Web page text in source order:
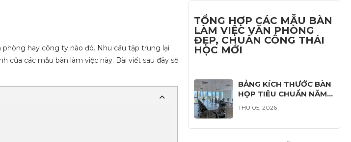
hay công ty nào đó. Nhu cầu tập trung lại
của các mẫu bàn làm việc này. Bài viết sau đây sẽ
TỔNG HỢP CÁC MẪU BÀN
LÀM VIỆC VĂN PHÒNG
ĐẸP, CHUẨN CÔNG THÁI
HỌC MỚI
BẢNG KÍCH THƯỚC BÀN
HỌP TIÊU CHUẨN NĂM
2026
THU 05, 2026